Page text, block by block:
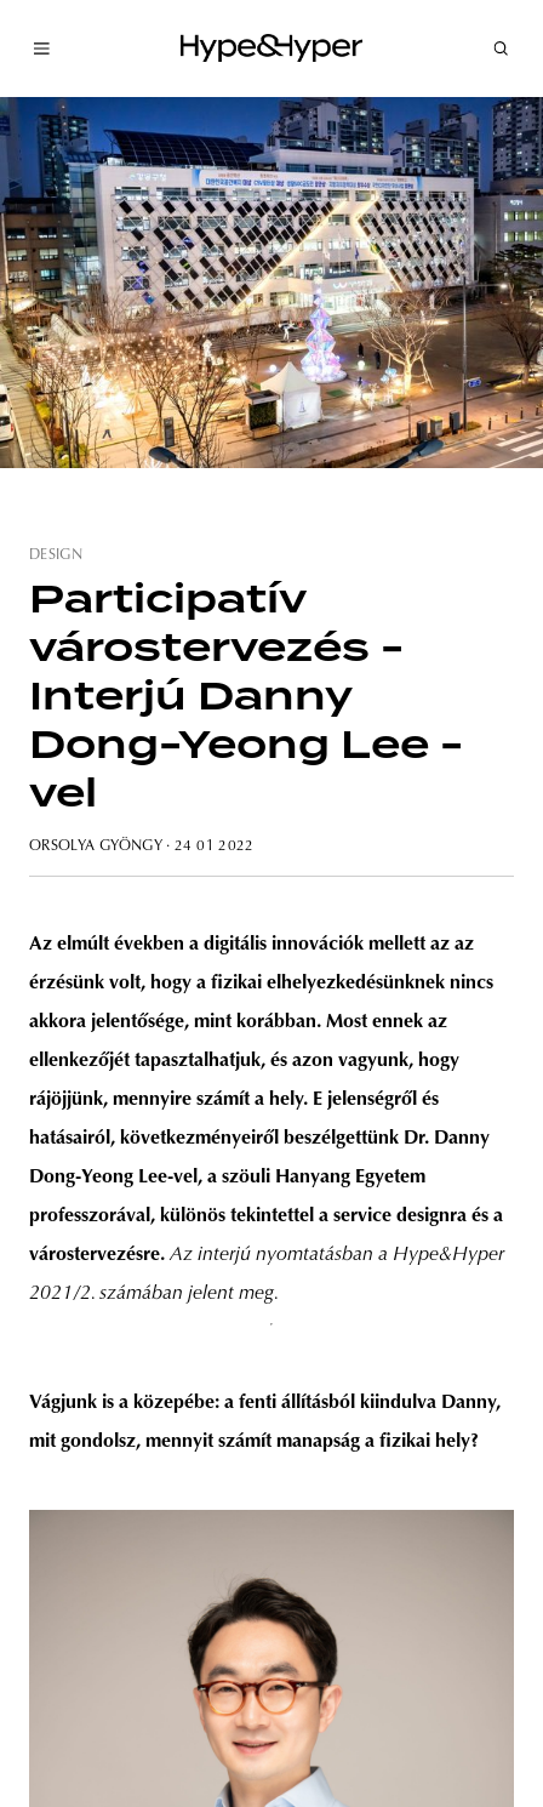
DESIGN
Participatív
várostervezés -
Interjú Danny
Dong-Yeong Lee -
vel
ORSOLYA GYÖNGY · 24 01 2022
Az elmúlt években a digitális innovációk mellett az az
érzésünk volt, hogy a fizikai elhelyezkedésünknek nincs
akkora jelentősége, mint korábban. Most ennek az
ellenkezőjét tapasztalhatjuk, és azon vagyunk, hogy
rájöjjünk, mennyire számít a hely. E jelenségről és
hatásairól, következményeiről beszélgettünk Dr. Danny
Dong-Yeong Lee-vel, a szöuli Hanyang Egyetem
professzorával, különös tekintettel a service designra és a
várostervezésre. Az interjú nyomtatásban a Hype&Hyper
2021/2. számában jelent meg.
Vágjunk is a közepébe: a fenti állításból kiindulva Danny,
mit gondolsz, mennyit számít manapság a fizikai hely?